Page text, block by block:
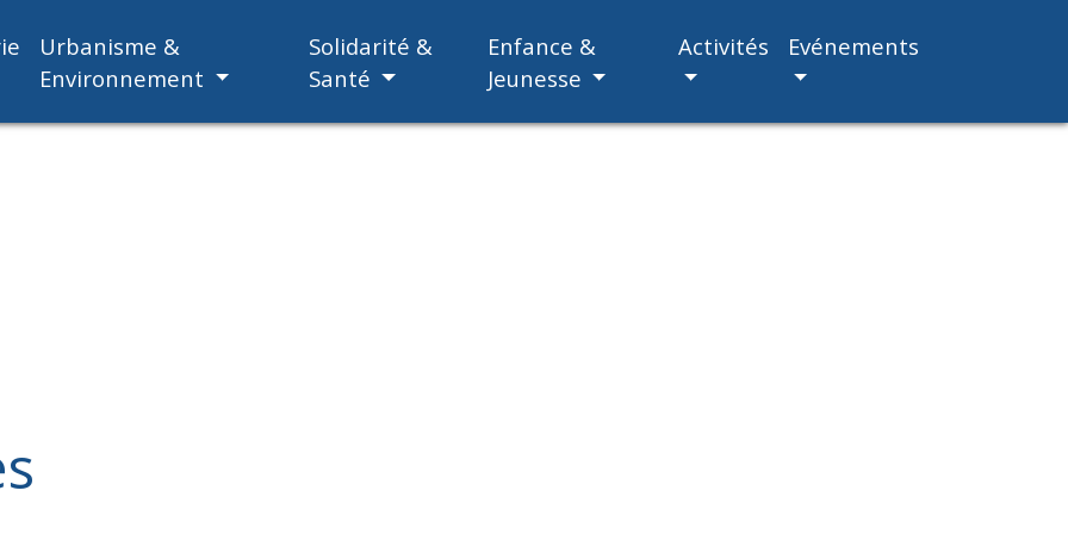
Urbanisme &
Environnement
Solidarité &
Santé
Enfance &
Jeunesse
Activités Evénements